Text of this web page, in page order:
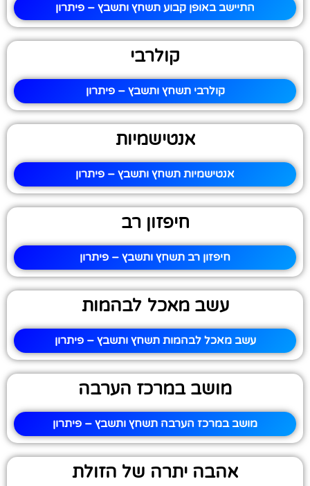
התיישב באופן קבוע תשחץ ותשבץ – פיתרון
קולרבי
קולרבי תשחץ ותשבץ – פיתרון
אנטישמיות
אנטישמיות תשחץ ותשבץ – פיתרון
חיפזון רב
חיפזון רב תשחץ ותשבץ – פיתרון
עשב מאכל לבהמות
עשב מאכל לבהמות תשחץ ותשבץ – פיתרון
מושב במרכז הערבה
מושב במרכז הערבה תשחץ ותשבץ – פיתרון
אהבה יתרה של הזולת